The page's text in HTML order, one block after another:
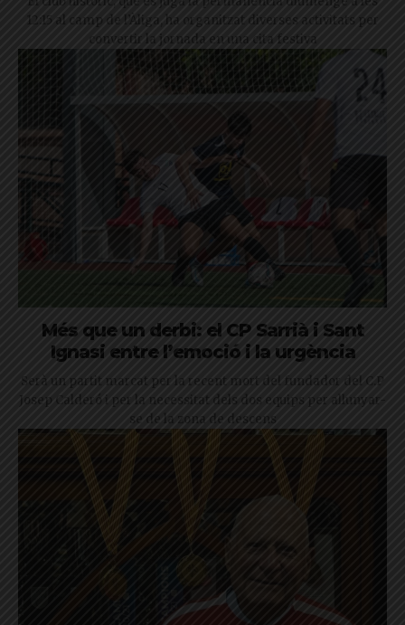
12:15 al camp de l’Àliga, ha organitzat diverses activitats per
convertir la jornada en una cita festiva
Més que un derbi: el CP Sarrià i Sant
Ignasi entre l’emoció i la urgència
Serà un partit marcat per la recent mort del fundador del C.P
Josep Calderó i per la necessitat dels dos equips per allunyar-
se de la zona de descens